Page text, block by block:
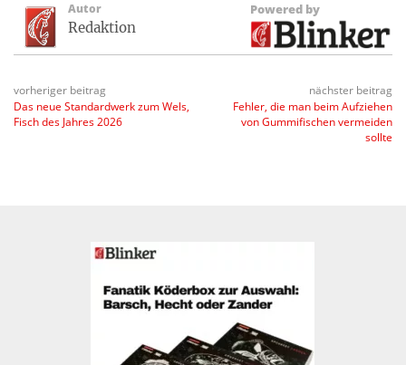
Autor
Redaktion
Powered by
vorheriger beitrag
Das neue Standardwerk zum Wels,
Fisch des Jahres 2026
nächster beitrag
Fehler, die man beim Aufziehen
von Gummifischen vermeiden
sollte